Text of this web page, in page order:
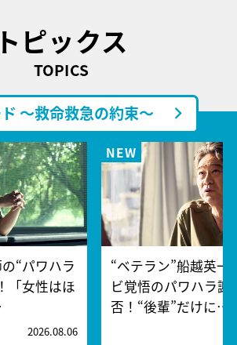
トピックス
TOPICS
～救命救急の約束～
“パワハラ
「女性はほ
2026.08.06
“ベテラン”船越英一
ビ覚悟のパワハラ謝
否！“後輩”だけに…